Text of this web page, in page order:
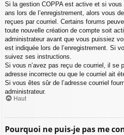
Si la gestion COPPA est active et si
ans lors de l’enregistrement, alors vous
reçues par courriel. Certains forums
toute nouvelle création de compte soit
administrateur avant que vous puissiez
est indiquée lors de l’enregistrement. Si
suivez ses instructions.
Si vous n’avez pas reçu de courriel, il se
adresse incorrecte ou que le courriel ait
Si vous êtes sûr de l’adresse courriel
administrateur.
Haut
Pourquoi ne puis-je pas me